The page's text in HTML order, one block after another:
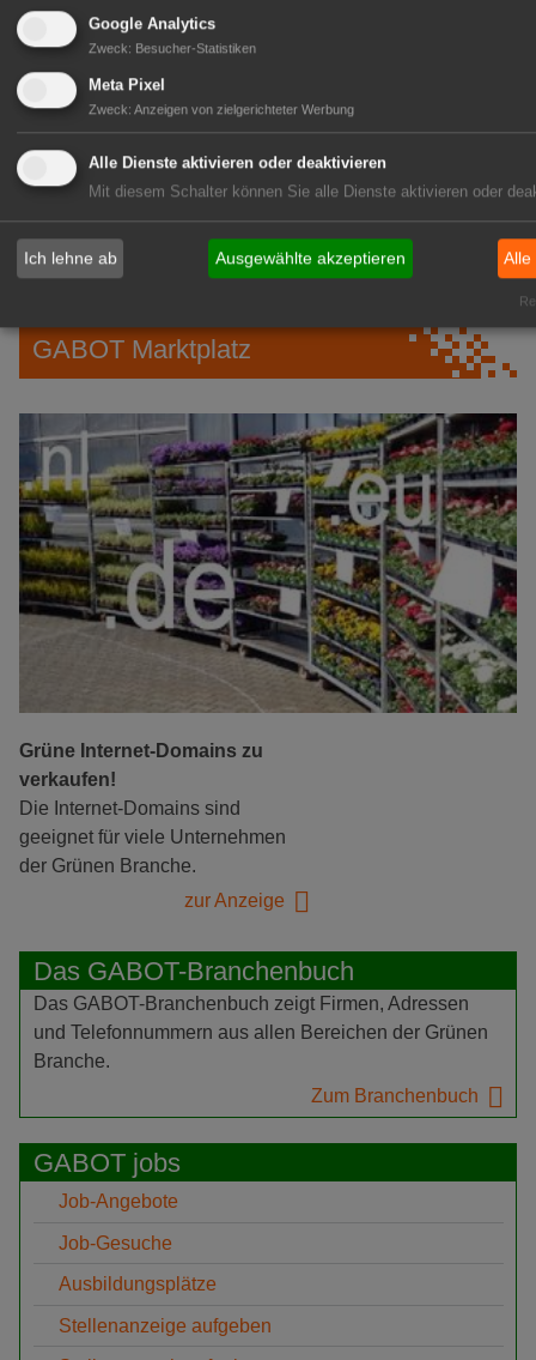
GABOT Immobilienangebote
1A-Lage, ihre Chance in der
grünen Branche
IHREN Betrieb!
zur Anzeige
GABOT Marktplatz
Grüne Internet-Domains zu
verkaufen!
Die Internet-Domains sind
geeignet für viele Unternehmen
der Grünen Branche.
zur Anzeige
Das GABOT-Branchenbuch
Das GABOT-Branchenbuch zeigt Firmen, Adressen
und Telefonnummern aus allen Bereichen der Grünen
Branche.
Zum Branchenbuch
GABOT jobs
Job-Angebote
Job-Gesuche
Ausbildungsplätze
Stellenanzeige aufgeben
Google Analytics
Zweck: Besucher-Statistiken
Meta Pixel
Zweck: Anzeigen von zielgerichteter Werbung
Alle Dienste aktivieren oder deaktivieren
Mit diesem Schalter können Sie alle Dienste aktivieren oder
Ich lehne ab Ausgewählte akzeptieren Alle